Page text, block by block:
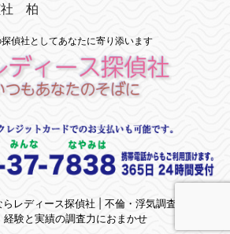
社 柏
偵社としてあなたに寄り添います
レディース探偵社 | 不倫・浮気調査 | 埼玉県
経験と実績の調査力におまかせ